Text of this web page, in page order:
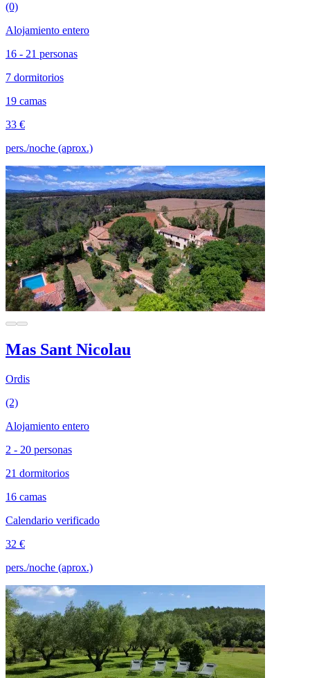
(0)
Alojamiento entero
16 - 21 personas
7 dormitorios
19 camas
33 €
pers./noche (aprox.)
Mas Sant Nicolau
Ordis
(2)
Alojamiento entero
2 - 20 personas
21 dormitorios
16 camas
Calendario verificado
32 €
pers./noche (aprox.)